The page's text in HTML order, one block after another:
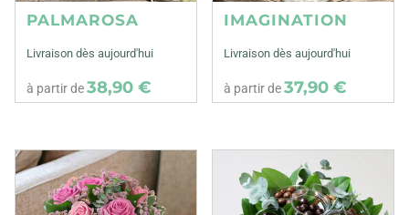
PALMAROSA
Livraison dès aujourd'hui
à partir de38,90 €
IMAGINATION
Livraison dès aujourd'hui
à partir de37,90 €